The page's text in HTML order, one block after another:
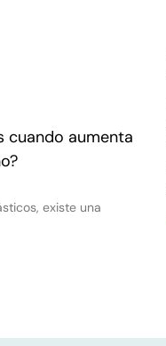
cuando aumenta
existe una